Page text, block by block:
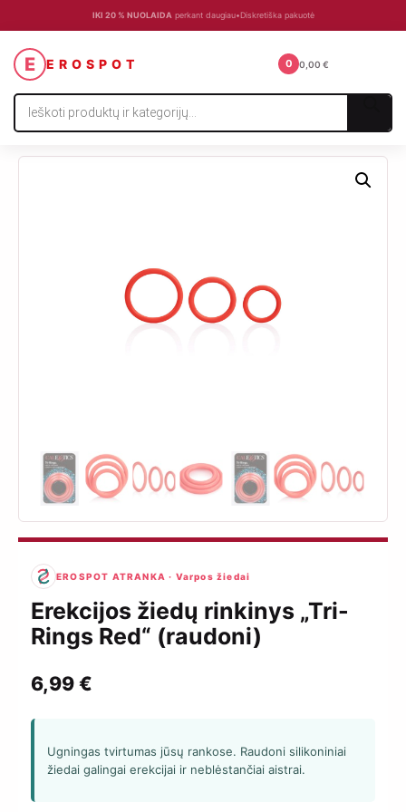
IKI 20 % NUOLAIDA perkant daugiau•Diskretiška pakuotė
E EROSPOT
Products
search
0 0,00 €
EROSPOT ATRANKA · Varpos žiedai
Erekcijos žiedų rinkinys „Tri-
Rings Red“ (raudoni)
6,99€
Ugningas tvirtumas jūsų rankose. Raudoni silikoniniai
žiedai galingai erekcijai ir neblėstančiai aistrai.